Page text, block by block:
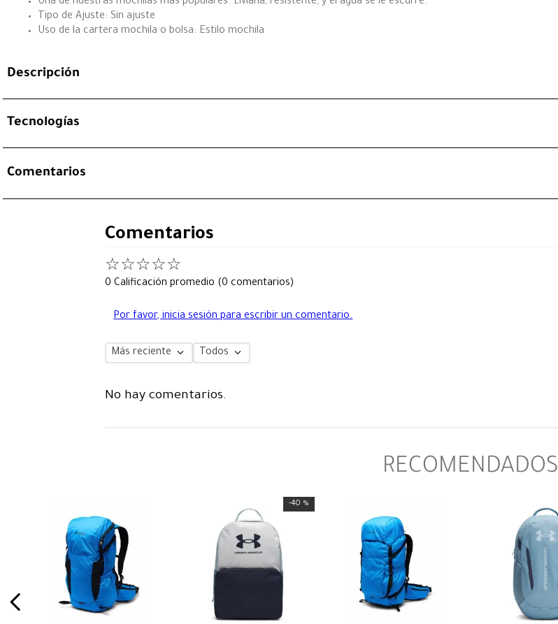
Tipo de Ajuste: Sin ajuste
Uso de la cartera mochila o bolsa: Estilo mochila
Descripción
Tecnologías
Comentarios
Comentarios
☆☆☆☆☆
0 Calificación promedio (0 comentarios)
Por favor, inicia sesión para escribir un comentario.
Más reciente Todos
No hay comentarios.
RECOMENDADOS
-40 %